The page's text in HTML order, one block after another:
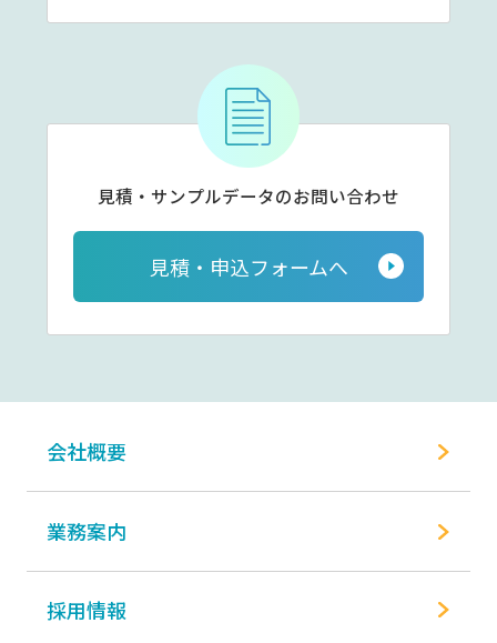
見積・サンプルデータのお問い合わせ
見積・申込フォームへ
会社概要
業務案内
採用情報